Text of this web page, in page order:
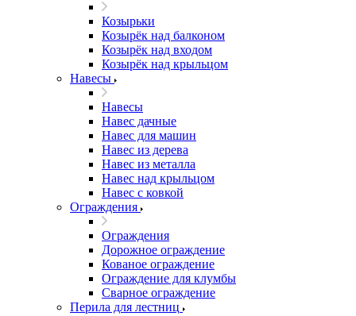
Козырьки
Козырёк над балконом
Козырёк над входом
Козырёк над крыльцом
Навесы
Навесы
Навес дачные
Навес для машин
Навес из дерева
Навес из металла
Навес над крыльцом
Навес с ковкой
Ограждения
Ограждения
Дорожное ограждение
Кованое ограждение
Ограждение для клумбы
Сварное ограждение
Перила для лестниц